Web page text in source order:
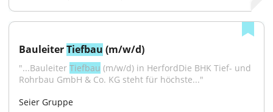
Bauleiter Tiefbau (m/w/d)
"...Bauleiter Tiefbau (m/w/d) in HerfordDie BHK Tief- und
Rohrbau GmbH & Co. KG steht für höchste..."
Seier Gruppe